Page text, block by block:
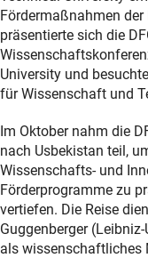
Fördermaßnahmen
präsentierte sich die
University und
für Wissenschaft und
Im Oktober nahm die
nach Usbekistan teil,
Wissenschafts- und
Förderprogramme zu
vertiefen. Die Reise
Guggenberger
als wissenschaftliches